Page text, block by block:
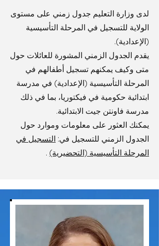
لدى وزارة التعليم جدول زمني على مستوى
الولاية للتسجيل في المرحلة التأسيسية
(الإعدادية).
يقدم الجدول الزمني المشورة للعائلات حول
متى وكيف يمكنهم تسجيل أطفالهم في
المرحلة التأسيسية (الإعدادية) في مدرسة
ابتدائية حكومية في فيكتوريا، بما في ذلك
مدرسة فاونتن جيت الابتدائية.
يمكنك العثور على معلومات وموارد حول
الجدول الزمني للتسجيل في: التسجيل في
المرحلة التأسيسية (التحضيرية) .